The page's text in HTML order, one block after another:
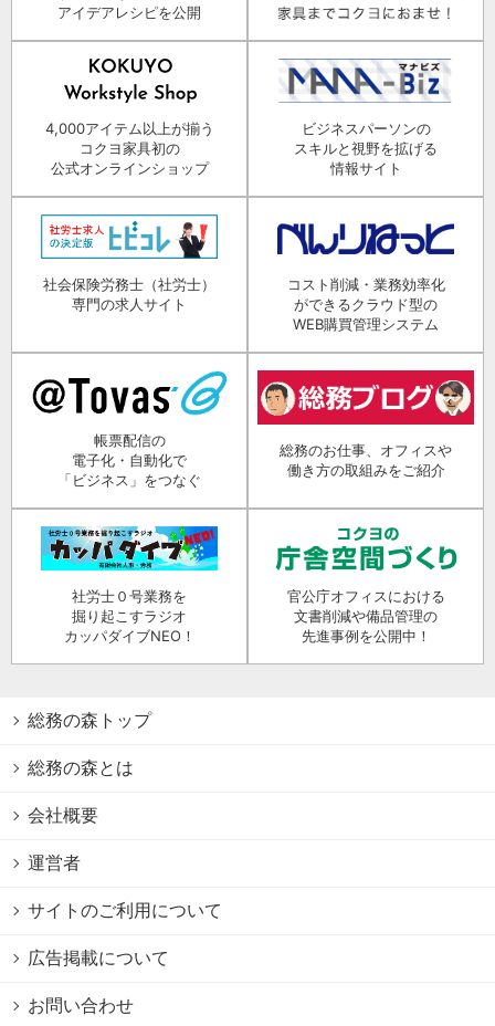
アイデアレシピを公開
4,000アイテム以上が揃う
コクヨ家具初の
公式オンラインショップ
ビジネスパーソンの
スキルと視野を拡げる
情報サイト
社会保険労務士（社労士）
専門の求人サイト
コスト削減・業務効率化
ができるクラウド型の
WEB購買管理システム
帳票配信の
電子化・自動化で
「ビジネス」をつなぐ
総務のお仕事、オフィスや
働き方の取組みをご紹介
社労士０号業務を
掘り起こすラジオ
カッパダイブNEO！
官公庁オフィスにおける
文書削減や備品管理の
先進事例を公開中！
総務の森トップ
総務の森とは
会社概要
運営者
サイトのご利用について
広告掲載について
お問い合わせ